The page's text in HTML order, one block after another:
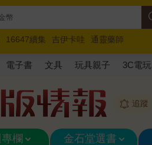
16647續集 吉伊卡哇
通靈藥師
具總動員5 超慢跑
電子書 文具 玩具親子 3C電玩
追蹤
欄 金石堂選書